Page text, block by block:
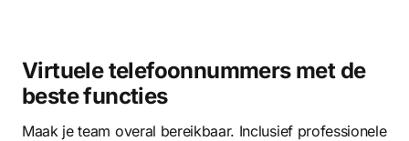
Virtuele telefoonnummers met de
beste functies
Maak je team overal bereikbaar. Inclusief professionele